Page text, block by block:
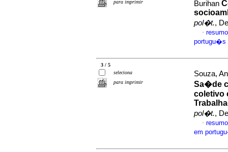
para imprimir
Burihan
pol�t.,
·
portugu�s
3 / 5
seleciona
para imprimir
Souza,
Sa�de
coletivo
pol�t.,
·
em